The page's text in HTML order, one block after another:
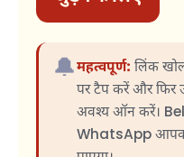
🔔महत्वपूर्ण: लिंक
पर टैप करें और फिर
अवश्य ऑन करें।
WhatsApp आपको